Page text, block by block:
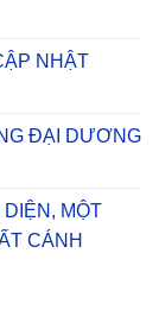
NHẬT
ĐẠI DƯƠNG
MỘT
CÁNH